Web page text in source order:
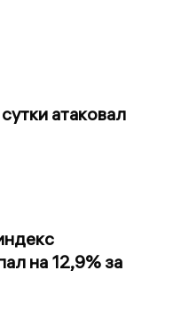
атаковал
на 12,9% за